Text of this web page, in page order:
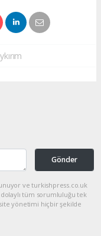
Gönder
ve turkishpress.co.uk
tüm sorumluluğu tek
yönetimi hiçbir şekilde